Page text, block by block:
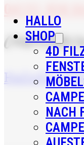
HALLO
SHOP
4D
NACH
HalloShop